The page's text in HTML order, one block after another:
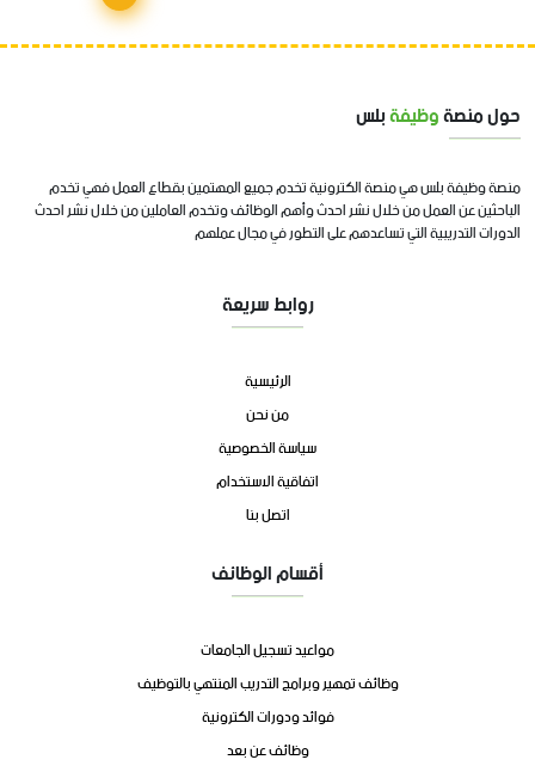
حول منصةوظيفةبلس
منصة وظيفة بلس هي منصة الكترونية تخدم جميع المهتمين بقطاع العمل فهي تخدم
الباحثين عن العمل من خلال نشر احدث وأهم الوظائف وتخدم العاملين من خلال نشر احدث
الدورات التدريبية التي تساعدهم على التطور في مجال عملهم
روابط سريعة
الرئيسية
من نحن
سياسة الخصوصية
اتفاقية الاستخدام
اتصل بنا
أقسام الوظائف
مواعيد تسجيل الجامعات
وظائف تمهير وبرامج التدريب المنتهي بالتوظيف
فوائد ودورات الكترونية
وظائف عن بعد